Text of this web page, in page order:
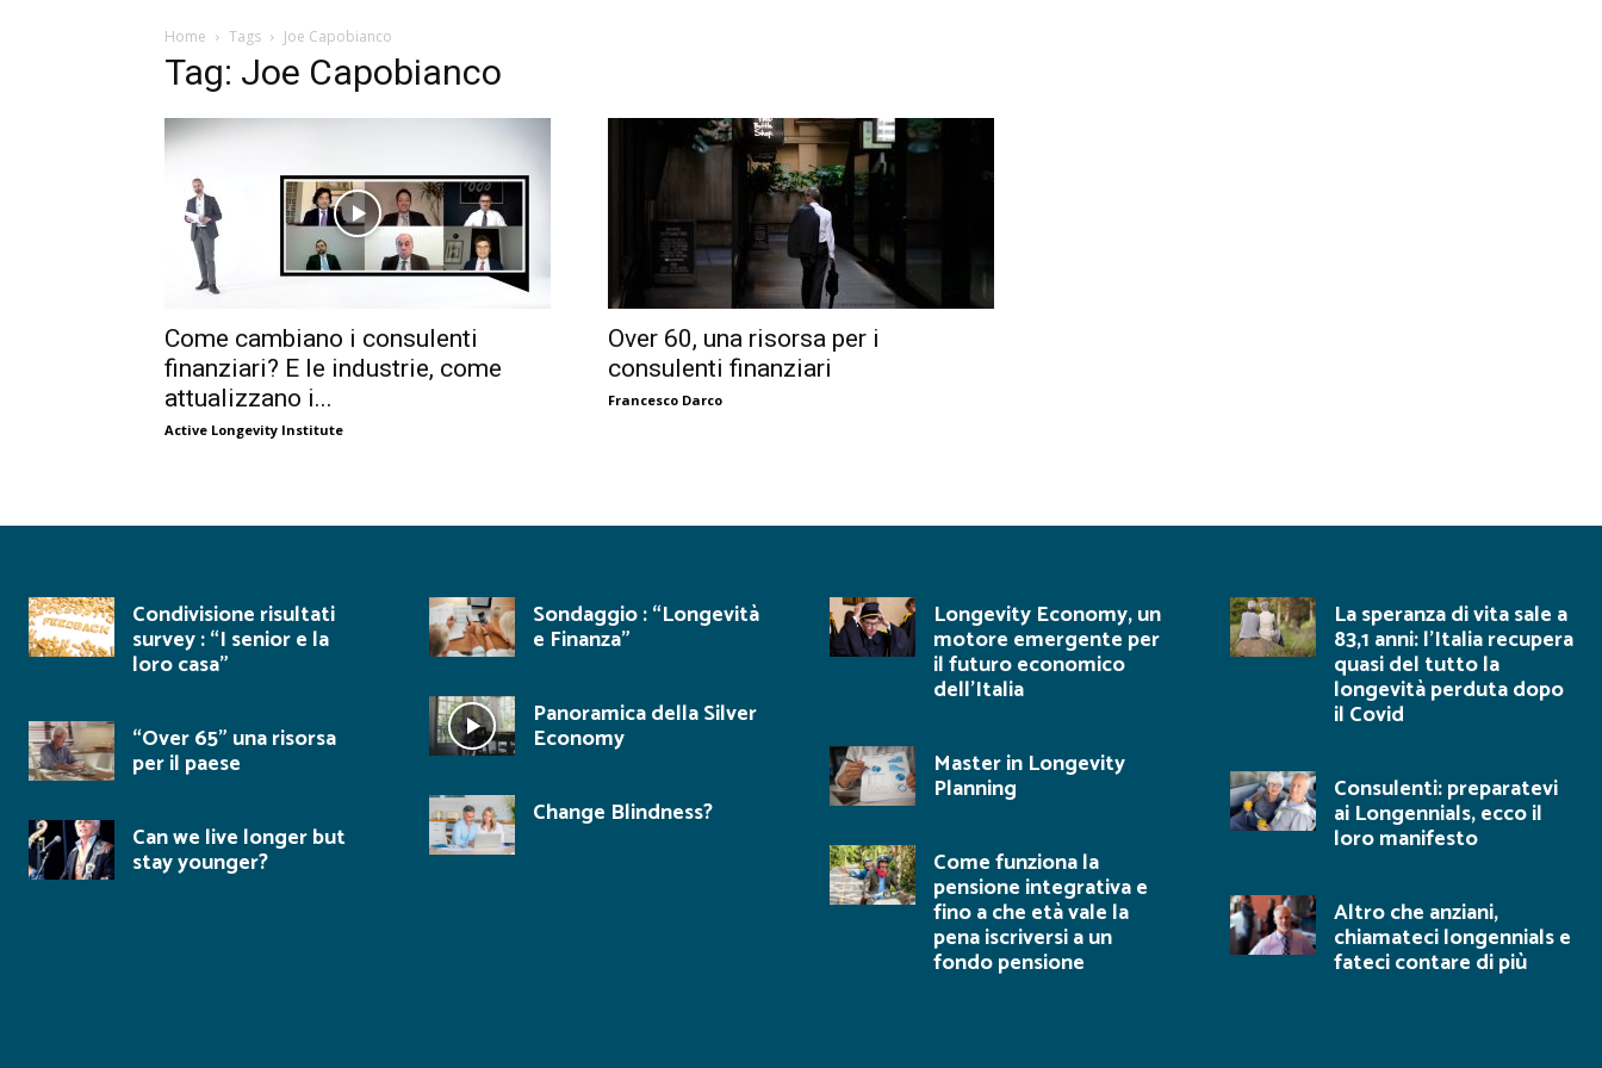
Home Tags Joe Capobianco
Tag: Joe Capobianco
Come cambiano i consulenti
finanziari? E le industrie, come
attualizzano i...
Active Longevity Institute
Over 60, una risorsa per i
consulenti finanziari
Francesco Darco
Condivisione risultati
survey : “I senior e la
loro casa”
“Over 65” una risorsa
per il paese
Can we live longer but
stay younger?
Sondaggio : “Longevità
e Finanza”
Panoramica della Silver
Economy
Change Blindness?
Longevity Economy, un
motore emergente per
il futuro economico
dell’Italia
Master in Longevity
Planning
Come funziona la
pensione integrativa e
fino a che età vale la
pena iscriversi a un
fondo pensione
La speranza di vita sale a
83,1 anni: l’Italia recupera
quasi del tutto la
longevità perduta dopo
il Covid
Consulenti: preparatevi
ai Longennials, ecco il
loro manifesto
Altro che anziani,
chiamateci longennials e
fateci contare di più